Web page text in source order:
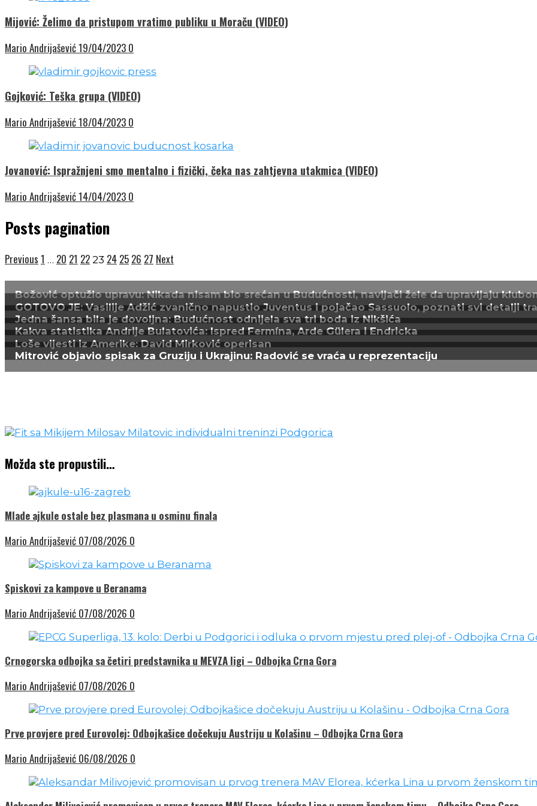
Mijović: Želimo da pristupom vratimo publiku u Moraču (VIDEO)
Mario Andrijašević19/04/2023 0
Gojković: Teška grupa (VIDEO)
Mario Andrijašević18/04/2023 0
Jovanović: Ispražnjeni smo mentalno i fizički, čeka nas zahtjevna utakmica (VIDEO)
Mario Andrijašević14/04/2023 0
Posts pagination
Previous 1 … 20 21 22 23 24 25 26 27 Next
Božović optužio upravu: Nikada nisam bio srećan u Budućnosti, navijači žele da upravljaju
GOTOVO JE: Vasilije Adžić zvanično napustio Juventus i pojačao Sassuolo, poznati svi detalji
Jedna šansa bila je dovoljna: Budućnost odnijela sva tri boda iz Nikšića
Kakva statistika Andrije Bulatovića: Ispred Fermína, Arde Gülera i Endricka
Loše vijesti iz Amerike: David Mirković operisan
Mitrović objavio spisak za Gruziju i Ukrajinu: Radović se vraća u reprezentaciju
Možda ste propustili…
Mlade ajkule ostale bez plasmana u osminu finala
Mario Andrijašević 07/08/2026 0
Spiskovi za kampove u Beranama
Mario Andrijašević 07/08/2026 0
Crnogorska odbojka sa četiri predstavnika u MEVZA ligi – Odbojka Crna Gora
Mario Andrijašević 07/08/2026 0
Prve provjere pred Eurovolej: Odbojkašice dočekuju Austriju u Kolašinu – Odbojka Crna Gora
Mario Andrijašević 06/08/2026 0